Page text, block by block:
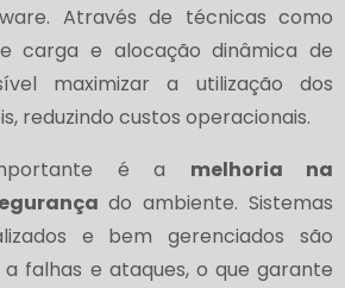
Através de técnicas como
carga e alocação dinâmica de
maximizar a utilização dos
reduzindo custos operacionais.
é a melhoria na
do ambiente. Sistemas
e bem gerenciados são
falhas e ataques, o que garante